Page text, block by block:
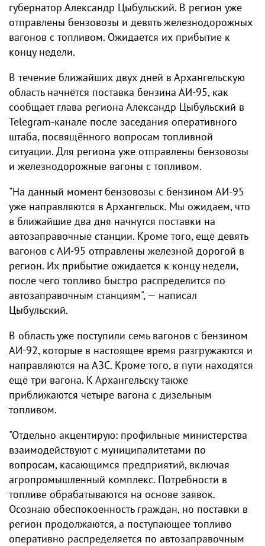
губернатор Александр Цыбульский. В регион уже
отправлены бензовозы и девять железнодорожных
вагонов с топливом. Ожидается их прибытие к
концу недели.
В течение ближайших двух дней в Архангельскую
область начнётся поставка бензина АИ-95, как
сообщает глава региона Александр Цыбульский в
Telegram-канале после заседания оперативного
штаба, посвящённого вопросам топливной
ситуации. Для региона уже отправлены бензовозы
и железнодорожные вагоны с топливом.
"На данный момент бензовозы с бензином АИ-95
уже направляются в Архангельск. Мы ожидаем, что
в ближайшие два дня начнутся поставки на
автозаправочные станции. Кроме того, ещё девять
вагонов с АИ-95 отправлены железной дорогой в
регион. Их прибытие ожидается к концу недели,
после чего топливо быстро распределится по
автозаправочным станциям", — написал
Цыбульский.
В область уже поступили семь вагонов с бензином
АИ-92, которые в настоящее время разгружаются и
направляются на АЗС. Кроме того, в пути находятся
ещё три вагона. К Архангельску также
приближаются четыре вагона с дизельным
топливом.
"Отдельно акцентирую: профильные министерства
взаимодействуют с муниципалитетами по
вопросам, касающимся предприятий, включая
агропромышленный комплекс. Потребности в
топливе обрабатываются на основе заявок.
Осознаю обеспокоенность граждан, но поставки в
регион продолжаются, а поступающее топливо
оперативно распределяется по автозаправочным